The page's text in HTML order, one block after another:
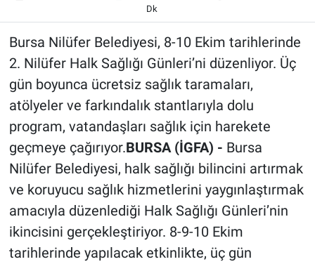
Dk
Bursa Nilüfer Belediyesi, 8-10 Ekim tarihlerinde
2. Nilüfer Halk Sağlığı Günleri’ni düzenliyor. Üç
gün boyunca ücretsiz sağlık taramaları,
atölyeler ve farkındalık stantlarıyla dolu
program, vatandaşları sağlık için harekete
geçmeye çağırıyor.BURSA (İGFA) - Bursa
Nilüfer Belediyesi, halk sağlığı bilincini artırmak
ve koruyucu sağlık hizmetlerini yaygınlaştırmak
amacıyla düzenlediği Halk Sağlığı Günleri’nin
ikincisini gerçekleştiriyor. 8-9-10 Ekim
tarihlerinde yapılacak etkinlikte, üç gün